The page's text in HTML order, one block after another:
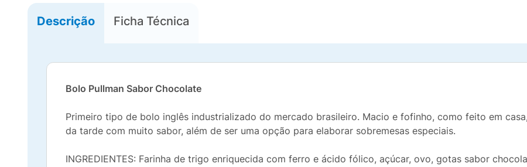
Descrição Ficha Técnica
Bolo Pullman Sabor Chocolate
Primeiro tipo de bolo inglês industrializado do mercado brasileiro. Macio e fofinho, como feito em
da tarde com muito sabor, além de ser uma opção para elaborar sobremesas especiais.
INGREDIENTES: Farinha de trigo enriquecida com ferro e ácido fólico, açúcar, ovo, gotas sabor